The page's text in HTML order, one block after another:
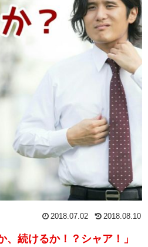
2018.07.02 2018.08.10
、続けるか！？シャア！」